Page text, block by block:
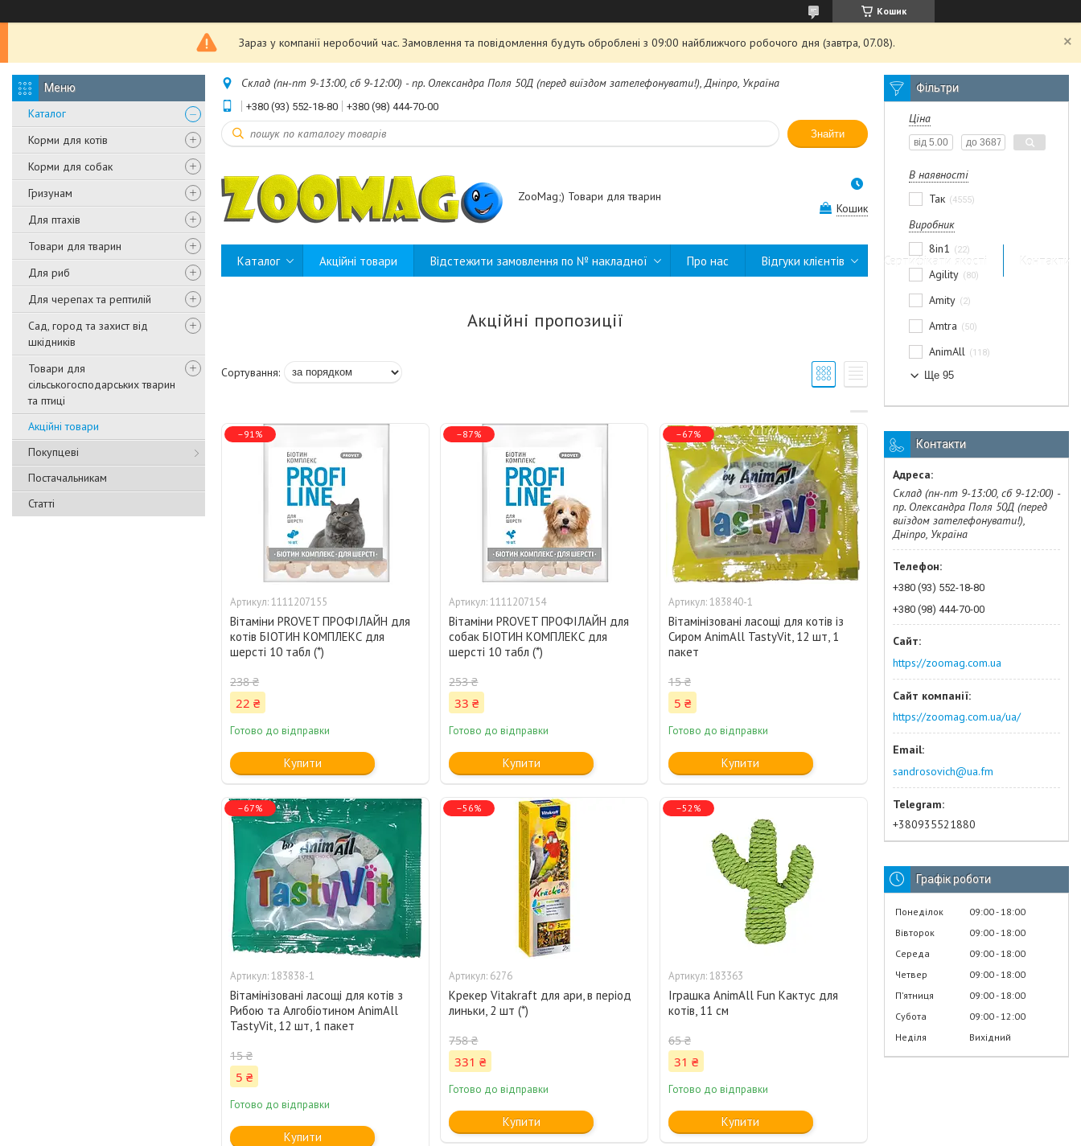
Кошик
Зараз у компанії неробочий час. Замовлення та повідомлення будуть оброблені з 09:00 найближчого робочого дня (завтра, 07.08).
Каталог
Корми для котів
Корми для собак
Гризунам
Для птахів
Товари для тварин
Для риб
Для черепах та рептилій
Сад, город та захист від
шкідників
Товари для
сільськогосподарських тварин
та птиці
Акційні товари
Покупцеві
Постачальникам
Статті
Склад (пн-пт 9-13:00, сб 9-12:00) - пр. Олександра Поля 50Д (перед виїздом зателефонувати!), Дніпро, Україна
+380 (93) 552-18-80 +380 (98) 444-70-00
Знайти
ZooMag;) Товари для тварин
Кошик
Каталог Акційні товари Відстежити замовлення по № накладної Про нас Відгуки клієнтів Сертифікати якості Контакти
Акційні пропозиції
–91%
1111207155
Вітаміни PROVET ПРОФІЛАЙН для
котів БІОТИН КОМПЛЕКС для
шерсті 10 табл (*)
238 ₴
22 ₴
Готово до відправки
Купити
–87%
1111207154
Вітаміни PROVET ПРОФІЛАЙН для
собак БІОТИН КОМПЛЕКС для
шерсті 10 табл (*)
253 ₴
33 ₴
Готово до відправки
Купити
–67%
183840-1
Вітамінізовані ласощі для котів із
Сиром AnimAll TastyVit, 12 шт, 1
пакет
15 ₴
5 ₴
Готово до відправки
Купити
–67%
183838-1
Вітамінізовані ласощі для котів з
Рибою та Алгобіотином AnimAll
TastyVit, 12 шт, 1 пакет
15 ₴
5 ₴
Готово до відправки
Купити
–56%
6276
Крекер Vitakraft для ари, в період
линьки, 2 шт (*)
758 ₴
331 ₴
Готово до відправки
Купити
–52%
183363
Іграшка AnimAll Fun Кактус для
котів, 11 см
65 ₴
31 ₴
Готово до відправки
Купити
Фільтри
Ціна
В наявності
Так
4555
Виробник
8in1
22
Agility 80
Amity 2
Amtra 50
AnimAll 118
Ще 95
Контакти
Склад (пн-пт 9-13:00, сб 9-12:00) -
пр. Олександра Поля 50Д (перед
виїздом зателефонувати!),
Дніпро, Україна
+380 (93) 552-18-80
+380 (98) 444-70-00
https://zoomag.com.ua
https://zoomag.com.ua/ua/
sandrosovich@ua.fm
+380935521880
Графік роботи
Понеділок 09:00 18:00
Вівторок
09:00 18:00
Середа
09:00 18:00
Четвер
09:00 18:00
Пʼятниця
09:00 18:00
Субота
09:00 12:00
Неділя
Вихідний